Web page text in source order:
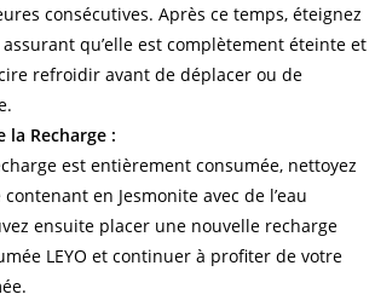
consécutives. Après ce temps, éteignez
qu’elle est complètement éteinte et
refroidir avant de déplacer ou de
la Recharge :
est entièrement consumée, nettoyez
en Jesmonite avec de l’eau
ensuite placer une nouvelle recharge
LEYO et continuer à profiter de votre